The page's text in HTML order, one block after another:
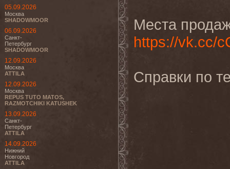
05.09.2026
Москва
SHADOWMOOR
06.09.2026
Санкт-
Петербург
SHADOWMOOR
12.09.2026
Москва
ATTILA
12.09.2026
Москва
REPUS TUTO MATOS,
RAZMOTCHIKI KATUSHEK
13.09.2026
Санкт-
Петербург
ATTILA
14.09.2026
Нижний
Новгород
ATTILA
Места
https://vk.cc/
Справки по